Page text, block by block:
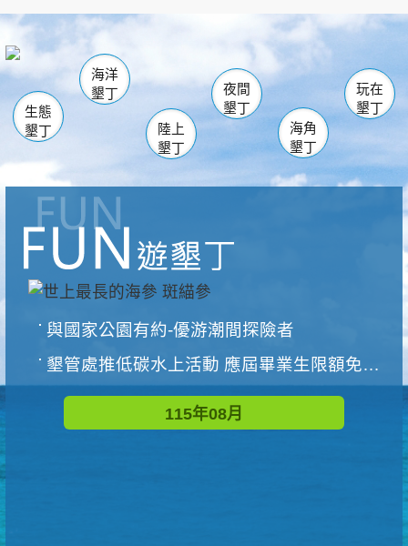
南仁湖
海生館
恆春 佳樂水
龍鑾潭自然中心 森林遊樂區
瓊麻館
關山 墾管處遊客中心
社頂公園 風吹沙
船帆石
白砂 龍磐公園
香蕉灣
砂島
鵝鑾鼻
生態
墾丁
海洋
墾丁
陸上
墾丁
夜間
墾丁
海角
墾丁
玩在
墾丁
與國家公園有約-優游潮間探險者
墾管處推低碳水上活動 應屆畢業生限額免費參加
115年08月